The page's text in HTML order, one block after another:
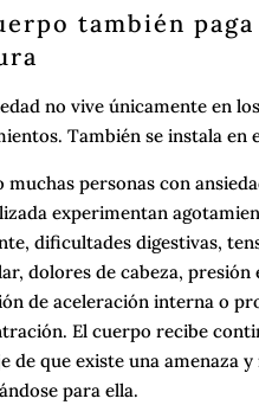
también paga
no vive únicamente en los
También se instala en
muchas personas con
experimentan
dificultades digestivas,
dolores de cabeza, presión
de aceleración interna o
El cuerpo recibe
de que existe una amenaza
para ella.